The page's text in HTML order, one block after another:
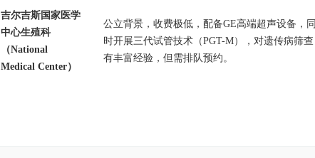
吉尔吉斯国家医学
中心生殖科
（National
Medical Center）
公立背景，收费极低，配备GE高端超声设备，同
时开展三代试管技术（PGT-M），对遗传病筛查
有丰富经验，但需排队预约。